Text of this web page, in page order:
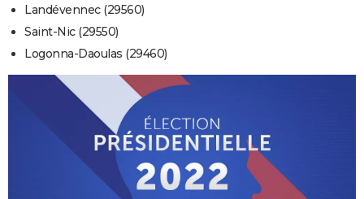
Landévennec (29560)
Saint-Nic (29550)
Logonna-Daoulas (29460)